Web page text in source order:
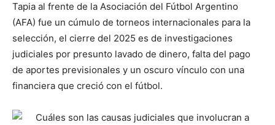
Tapia al frente de la Asociación del Fútbol Argentino
(AFA) fue un cúmulo de torneos internacionales para la
selección, el cierre del 2025 es de investigaciones
judiciales por presunto lavado de dinero, falta del pago
de aportes previsionales y un oscuro vínculo con una
financiera que creció con el fútbol.